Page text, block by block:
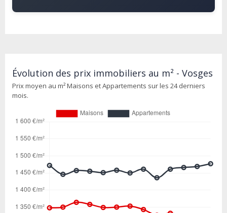
Évolution des prix immobiliers au m² - Vosges
Prix moyen au m² Maisons et Appartements sur les 24 derniers
mois.